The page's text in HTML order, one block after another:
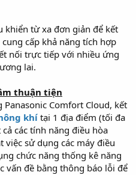
khiển từ xa đơn giản để kết
cấp khả năng tích hợp
nối trực tiếp với nhiều ứng
lai.
thuận tiện
Comfort Cloud, kết
khí tại 1 địa điểm (tối đa
các tính năng điều hòa
việc sử dụng các máy điều
chức năng thống kê năng
vấn đề bằng thông báo lỗi để